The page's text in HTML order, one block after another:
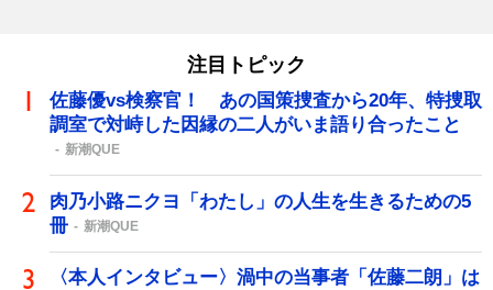
注目トピック
佐藤優vs検察官！ あの国策捜査から20年、特捜取
調室で対峙した因縁の二人がいま語り合ったこと
新潮QUE
肉乃小路ニクヨ「わたし」の人生を生きるための5
冊
新潮QUE
〈本人インタビュー〉渦中の当事者「佐藤二朗」は